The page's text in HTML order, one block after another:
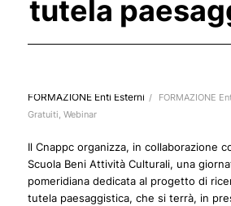
tutela
FORMAZIONE Enti Esterni / FORMAZIONE
Gratuiti, Webinar
Il Cnappc organizza, in collaborazione
Scuola Beni Attività Culturali, una
pomeridiana dedicata al progetto di
tutela paesaggistica, che si terrà, in